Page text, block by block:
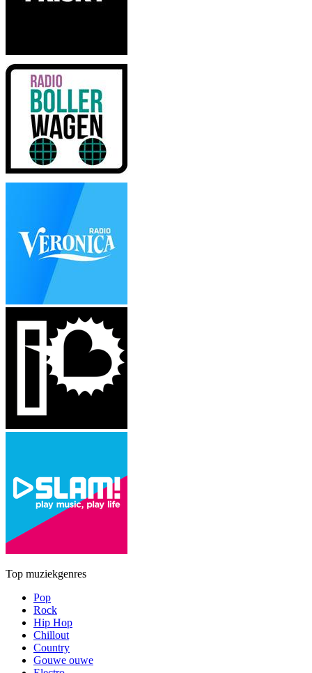
Top muziekgenres
Pop
Rock
Hip Hop
Chillout
Country
Gouwe ouwe